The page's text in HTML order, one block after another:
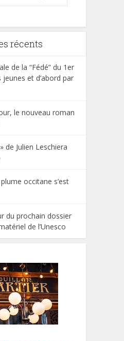
récents
de la “Fédé” du 1er
et d’abord par
le nouveau roman
de Julien Leschiera
occitane s’est
du prochain dossier
de l’Unesco